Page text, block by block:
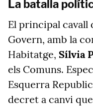
La batalla
El principal cavall
Govern, amb la
Habitatge, Sílvia
els Comuns.
Esquerra
decret a canvi